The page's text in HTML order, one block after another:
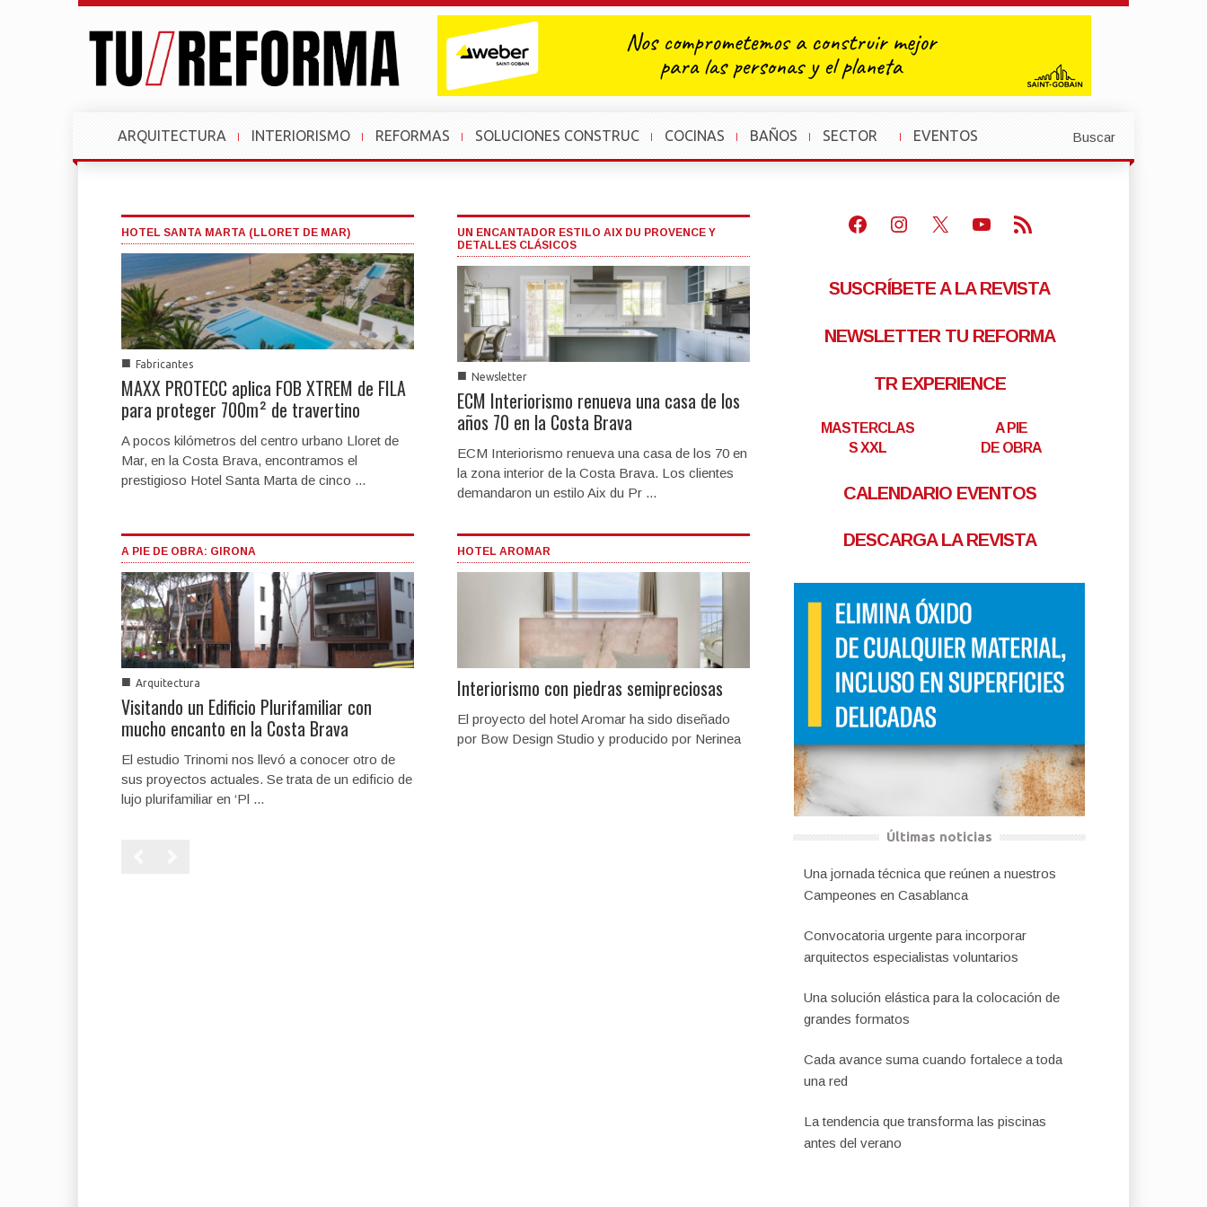
ARQUITECTURA INTERIORISMO REFORMAS SOLUCIONES CONSTRUC COCINAS BAÑOS
SECTOR
»
EVENTOS
»
Buscar
HOTEL SANTA MARTA (LLORET DE MAR)
■ Fabricantes
MAXX PROTECC aplica FOB XTREM de FILA
para proteger 700m² de travertino
A pocos kilómetros del centro urbano Lloret de
Mar, en la Costa Brava, encontramos el
prestigioso Hotel Santa Marta de cinco ...
UN ENCANTADOR ESTILO AIX DU PROVENCE Y
DETALLES CLÁSICOS
■ Newsletter
ECM Interiorismo renueva una casa de los
años 70 en la Costa Brava
ECM Interiorismo renueva una casa de los 70 en
la zona interior de la Costa Brava. Los clientes
demandaron un estilo Aix du Pr ...
A PIE DE OBRA: GIRONA
■ Arquitectura
Visitando un Edificio Plurifamiliar con
mucho encanto en la Costa Brava
El estudio Trinomi nos llevó a conocer otro de
sus proyectos actuales. Se trata de un edificio de
lujo plurifamiliar en ‘Pl ...
HOTEL AROMAR
Interiorismo con piedras semipreciosas
El proyecto del hotel Aromar ha sido diseñado
por Bow Design Studio y producido por Nerinea
Facebook
Instagram
X Youtube
Feed RSS
SUSCRÍBETE A LA REVISTA
NEWSLETTER TU REFORMA
TR EXPERIENCE
MASTERCLAS
S XXL
A PIE
DE OBRA
CALENDARIO EVENTOS
DESCARGA LA REVISTA
Últimas noticias
Una jornada técnica que reúnen a nuestros
Campeones en Casablanca
Convocatoria urgente para incorporar
arquitectos especialistas voluntarios
Una solución elástica para la colocación de
grandes formatos
Cada avance suma cuando fortalece a toda
una red
La tendencia que transforma las piscinas
antes del verano